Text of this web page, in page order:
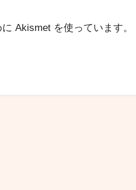
Akismet を使っています。